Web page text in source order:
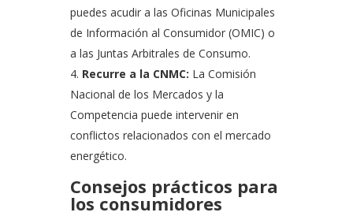
puedes acudir a las Oficinas Municipales
de Información al Consumidor (OMIC) o
a las Juntas Arbitrales de Consumo.
Recurre a la CNMC: La Comisión
Nacional de los Mercados y la
Competencia puede intervenir en
conflictos relacionados con el mercado
energético.
Consejos prácticos para
los consumidores